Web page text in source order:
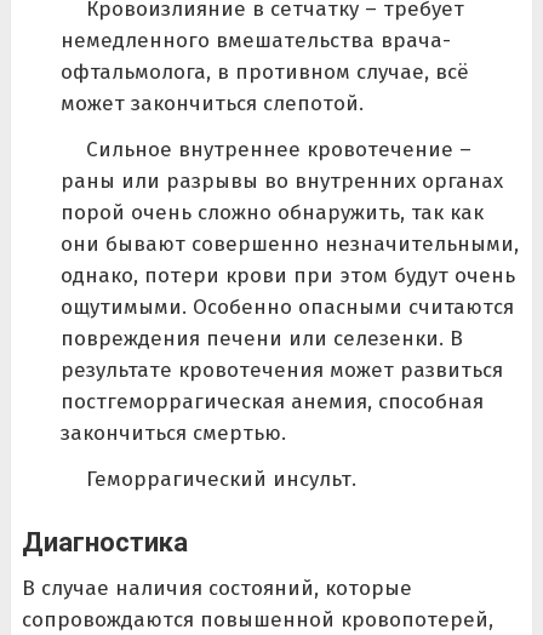
Кровоизлияние в сетчатку – требует
немедленного вмешательства врача-
офтальмолога, в противном случае, всё
может закончиться слепотой.
Сильное внутреннее кровотечение –
раны или разрывы во внутренних органах
порой очень сложно обнаружить, так как
они бывают совершенно незначительными,
однако, потери крови при этом будут очень
ощутимыми. Особенно опасными считаются
повреждения печени или селезенки. В
результате кровотечения может развиться
постгеморрагическая анемия, способная
закончиться смертью.
Геморрагический инсульт.
Диагностика
В случае наличия состояний, которые
сопровождаются повышенной кровопотерей,